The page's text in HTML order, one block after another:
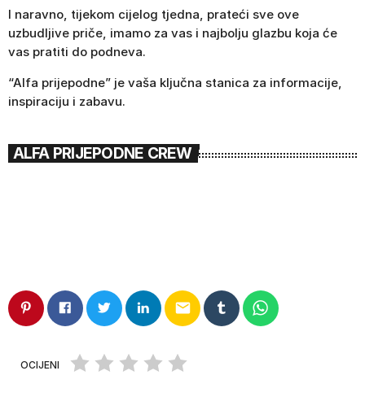
I naravno, tijekom cijelog tjedna, prateći sve ove
uzbudljive priče, imamo za vas i najbolju glazbu koja će
vas pratiti do podneva.
“Alfa prijepodne” je vaša ključna stanica za informacije,
inspiraciju i zabavu.
ALFA PRIJEPODNE CREW
email
OCIJENI